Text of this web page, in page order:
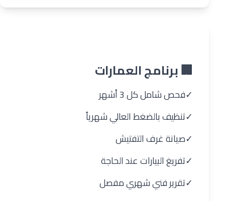
🏢 برنامج العمارات
فحص شامل كل 3 أشهر
تنظيف بالضغط العالي شهرياً
صيانة غرف التفتيش
تفريغ البيارات عند الحاجة
تقرير فني شهري مفصل